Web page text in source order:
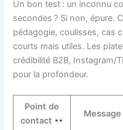
Un bon test : un inconnu
secondes ? Si non, épure.
pédagogie, coulisses, cas
courts mais utiles. Les
crédibilité B2B, Instagram/
pour la profondeur.
Point de
contact